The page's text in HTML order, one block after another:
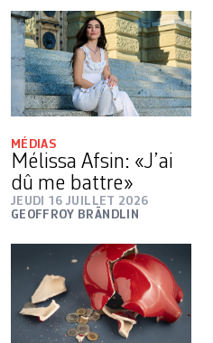
MÉDIAS
Mélissa Afsin: «J’ai
dû me battre»
JEUDI 16 JUILLET 2026
GEOFFROY BRÄNDLIN